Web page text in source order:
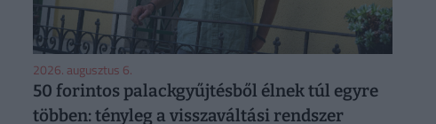
2026. augusztus 6.
50 forintos palackgyűjtésből élnek túl egyre
többen: tényleg a visszaváltási rendszer